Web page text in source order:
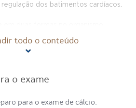
dos batimentos cardíacos.
que compõem uma espécie
livre e o ligado a proteínas, juntos,
substância em alimentos como leite,
de folhas verdes, nozes e peixes.
todo o conteúdo
o exame
para o exame de cálcio.